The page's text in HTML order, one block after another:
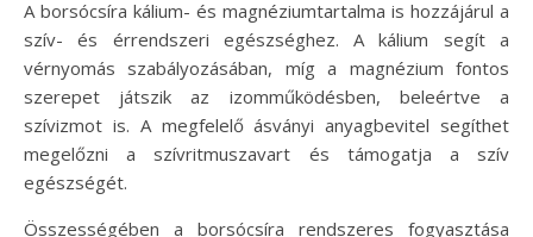
A borsócsíra kálium- és magnéziumtartalma is hozzájárul a
szív- és érrendszeri egészséghez. A kálium segít a
vérnyomás szabályozásában, míg a magnézium fontos
szerepet játszik az izomműködésben, beleértve a
szívizmot is. A megfelelő ásványi anyagbevitel segíthet
megelőzni a szívritmuszavart és támogatja a szív
egészségét.
Összességében a borsócsíra rendszeres fogyasztása